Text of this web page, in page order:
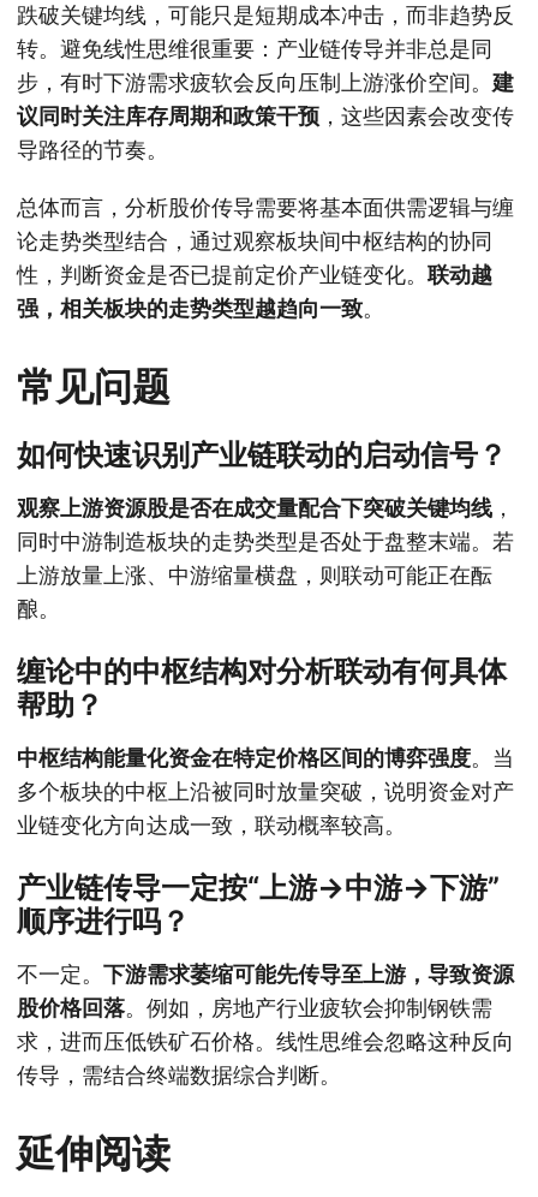
跌破关键均线，可能只是短期成本冲击，而非趋势反
转。避免线性思维很重要：产业链传导并非总是同
步，有时下游需求疲软会反向压制上游涨价空间。 建
议同时关注库存周期和政策干预 ，这些因素会改变传
导路径的节奏。
总体而言，分析股价传导需要将基本面供需逻辑与缠
论走势类型结合，通过观察板块间中枢结构的协同
性，判断资金是否已提前定价产业链变化。 联动越
强，相关板块的走势类型越趋向一致。
常见问题
如何快速识别产业链联动的启动信号？
观察上游资源股是否在成交量配合下突破关键均线 ，
同时中游制造板块的走势类型是否处于盘整末端。若
上游放量上涨、中游缩量横盘，则联动可能正在酝
酿。
缠论中的中枢结构对分析联动有何具体
帮助？
中枢结构能量化资金在特定价格区间的博弈强度。当
多个板块的中枢上沿被同时放量突破，说明资金对产
业链变化方向达成一致，联动概率较高。
产业链传导一定按“上游→中游→下游”
顺序进行吗？
不一定。 下游需求萎缩可能先传导至上游，导致资源
股价格回落。例如，房地产行业疲软会抑制钢铁需
求，进而压低铁矿石价格。线性思维会忽略这种反向
传导，需结合终端数据综合判断。
延伸阅读